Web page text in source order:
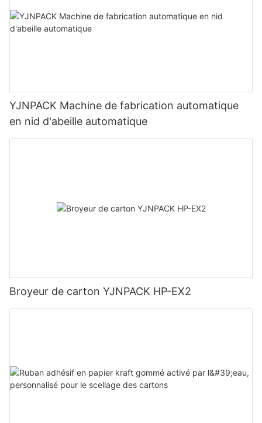
YJNPACK Machine de fabrication automatique
en nid d'abeille automatique
Broyeur de carton YJNPACK HP-EX2